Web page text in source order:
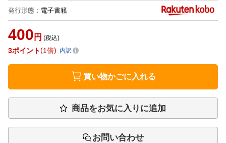
発行形態 ： 電子書籍
400 円 (税込)
3ポイント 1倍 内訳
買い物かごに入れる
商品をお気に入りに追加
お問い合わせ